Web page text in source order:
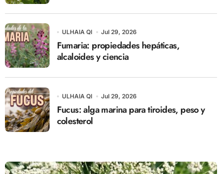
ULHAIA QI Jul 29, 2026
Fumaria: propiedades hepáticas,
alcaloides y ciencia
ULHAIA QI Jul 29, 2026
Fucus: alga marina para tiroides, peso y
colesterol